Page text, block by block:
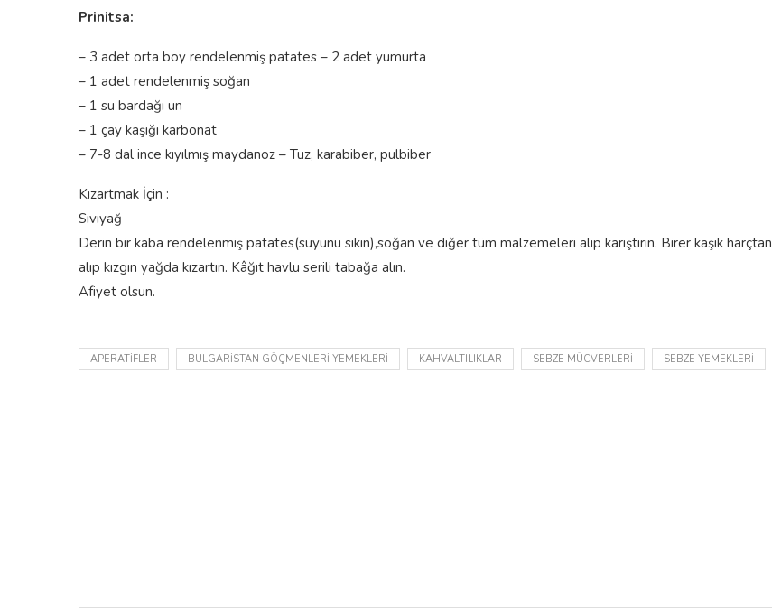
Prinitsa:
– 3 adet orta boy rendelenmiş patates – 2 adet yumurta
– 1 adet rendelenmiş soğan
– 1 su bardağı un
– 1 çay kaşığı karbonat
– 7-8 dal ince kıyılmış maydanoz – Tuz, karabiber, pulbiber
Kızartmak İçin :
Sıvıyağ
Derin bir kaba rendelenmiş patates(suyunu sıkın),soğan ve diğer tüm malzemeleri alıp karıştırın. Birer kaşık harçtan
alıp kızgın yağda kızartın. Kâğıt havlu serili tabağa alın.
Afiyet olsun.
APERATIFLER BULGARISTAN GÖÇMENLERI YEMEKLERI KAHVALTILIKLAR SEBZE MÜCVERLERI SEBZE YEMEKLERI